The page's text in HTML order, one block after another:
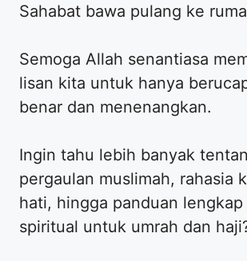
Sahabat bawa pulang ke
​Semoga Allah senantiasa
lisan kita untuk hanya
benar dan menenangkan.
​Ingin tahu lebih banyak
pergaulan muslimah, rahasia
hati, hingga panduan lengkap
spiritual untuk umrah dan